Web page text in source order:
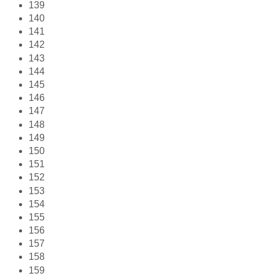
139
140
141
142
143
144
145
146
147
148
149
150
151
152
153
154
155
156
157
158
159